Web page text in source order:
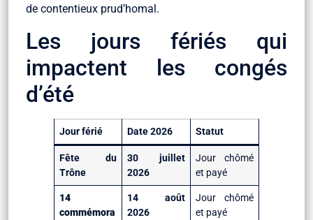
de contentieux prud’homal.
Les jours fériés qui
impactent les congés
d’été
Jour férié Date 2026 Statut
Fête du
Trône
30 juillet
2026
Jour chômé
et payé
14
commémora
14 août
2026
Jour chômé
et payé